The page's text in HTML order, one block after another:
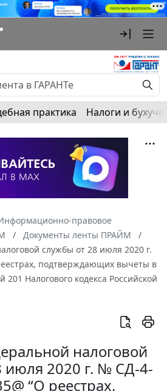
практика Налоги и
правовое
Документы ленты ПРАЙМ
службы от 28 июля 2020 г.
подтверждающих вычеты в
201 Налогового кодекса Российской
налоговой
июля 2020 г. № СД-4-
“О реестрах,